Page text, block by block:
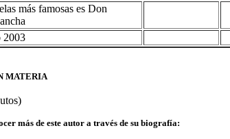
más famosas es Don
2003
MATERIA
más de este autor a través de su biografía: